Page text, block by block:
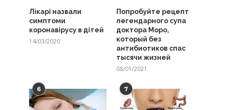
Лікарі назвали
симптоми
коронавірусу в дітей
14/03/2020
Попробуйте рецепт
легендарного супа
доктора Моро,
который без
антибиотиков спас
тысячи жизней
08/01/2021
6 7